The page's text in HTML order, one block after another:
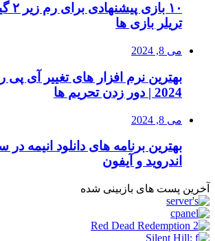
۱۰
تریلر بازی ها
می 8, 2024
بهترین نرم افزار های تغییر آی پی
2024 | دور زدن تحریم ها
می 8, 2024
اندروید و آیفون
آخرین پست های بازبینی شده